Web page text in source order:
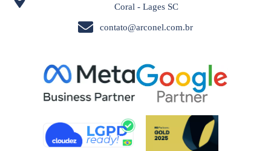
Coral - Lages SC
contato@arconel.com.br